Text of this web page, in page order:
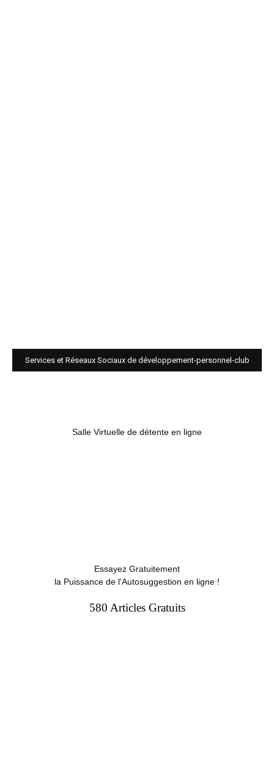
Services et Réseaux Sociaux de développement-personnel-club
Salle Virtuelle de détente en ligne
Essayez Gratuitement
la Puissance de l'Autosuggestion en ligne !
580 Articles Gratuits